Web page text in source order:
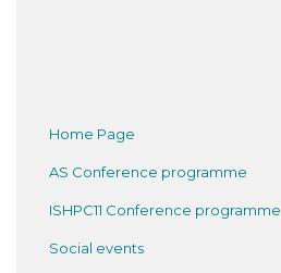
Home Page
AS Conference programme
ISHPC11 Conference programme
Social events